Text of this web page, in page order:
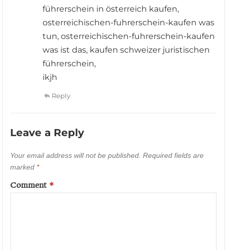
führerschein in österreich kaufen,
osterreichischen-fuhrerschein-kaufen was
tun, osterreichischen-fuhrerschein-kaufen
was ist das, kaufen schweizer juristischen
führerschein,
ikjh
Reply
Leave a Reply
Your email address will not be published. Required fields are
marked *
Comment *